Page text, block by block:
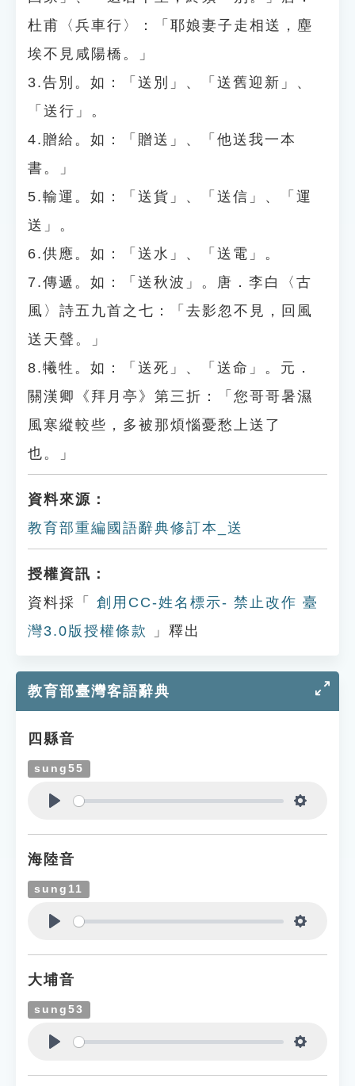
杜甫〈兵車行〉：「耶娘妻子走相送，塵
埃不見咸陽橋。」
3.告別。如：「送別」、「送舊迎新」、
「送行」。
4.贈給。如：「贈送」、「他送我一本
書。」
5.輸運。如：「送貨」、「送信」、「運
送」。
6.供應。如：「送水」、「送電」。
7.傳遞。如：「送秋波」。唐．李白〈古
風〉詩五九首之七：「去影忽不見，回風
送天聲。」
8.犧牲。如：「送死」、「送命」。元．
關漢卿《拜月亭》第三折：「您哥哥暑濕
風寒縱較些，多被那煩惱憂愁上送了
也。」
資料來源：
教育部重編國語辭典修訂本_送
授權資訊：
資料採「
創用CC-姓名標示- 禁止改作 臺
灣3.0版授權條款
」釋出
教育部臺灣客語辭典
四縣音
sung55
海陸音
sung11
大埔音
sung53